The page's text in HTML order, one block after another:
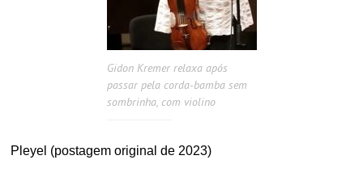
Gidon Kremer relaxa após
passar pela corda-bamba sem
sombrinha, com violino
Pleyel (postagem original de 2023)